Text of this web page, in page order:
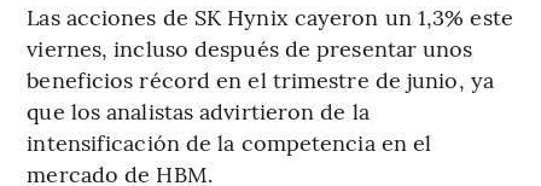
Las acciones de SK Hynix cayeron un 1,3% este
viernes, incluso después de presentar unos
beneficios récord en el trimestre de junio, ya
que los analistas advirtieron de la
intensificación de la competencia en el
mercado de HBM.